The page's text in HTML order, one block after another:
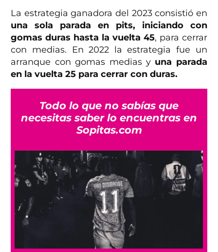
La estrategia ganadora del 2023 consistió en
una sola parada en pits, iniciando con
gomas duras hasta la vuelta 45, para cerrar
con medias. En 2022 la estrategia fue un
arranque con gomas medias y una parada
en la vuelta 25 para cerrar con duras.
Todo lo que no sabías que
necesitas saber lo encuentras en
Sopitas.com